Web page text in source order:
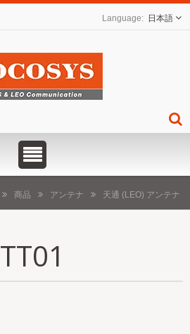
日本語
商品 アンテナ 天通 (LEO) アンテナ
TT01